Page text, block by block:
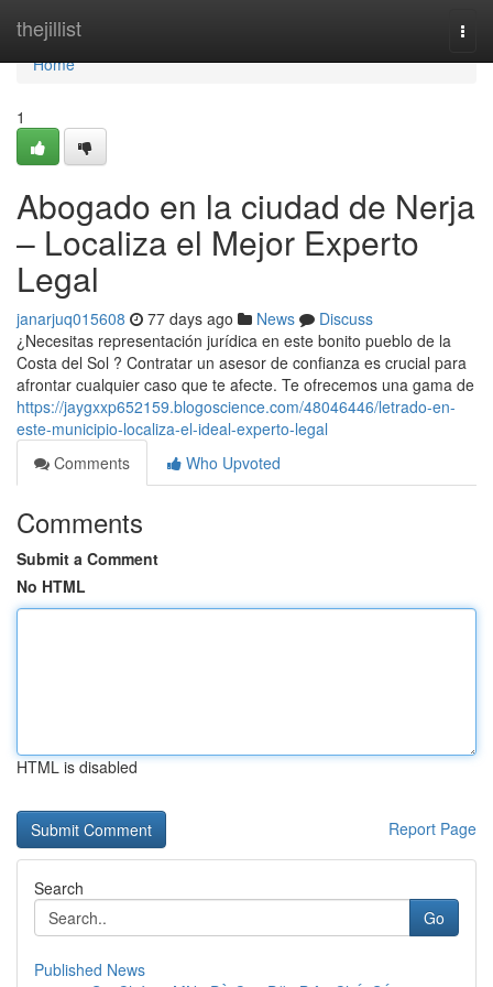
thejillist
Home
Home
1
Abogado en la ciudad de Nerja
– Localiza el Mejor Experto
Legal
janarjuq015608 77 days ago News
Discuss
¿Necesitas representación jurídica en este bonito pueblo de la
Costa del Sol ? Contratar un asesor de confianza es crucial para
afrontar cualquier caso que te afecte. Te ofrecemos una gama de
https://jaygxxp652159.blogoscience.com/48046446/letrado-en-
este-municipio-localiza-el-ideal-experto-legal
Comments
Who Upvoted
Comments
Submit a Comment
No HTML
HTML is disabled
Report Page
Search
Go
Published News